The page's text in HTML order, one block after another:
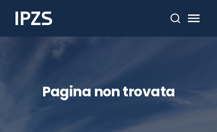
Cerca
Pagina non trovata